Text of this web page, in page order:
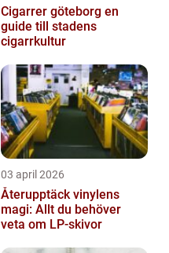
Cigarrer göteborg en
guide till stadens
cigarrkultur
03 april 2026
Återupptäck vinylens
magi: Allt du behöver
veta om LP-skivor